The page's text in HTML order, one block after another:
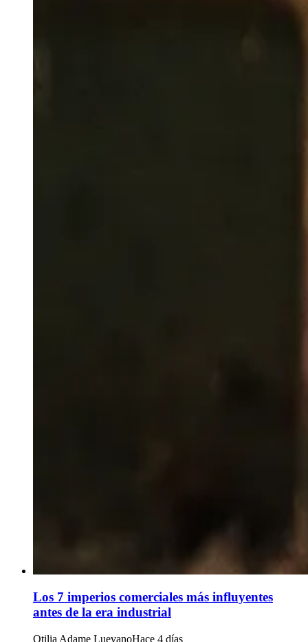
Los 7 imperios comerciales más influyentes
antes de la era industrial
Otilia Adame LuevanoHace 4 días